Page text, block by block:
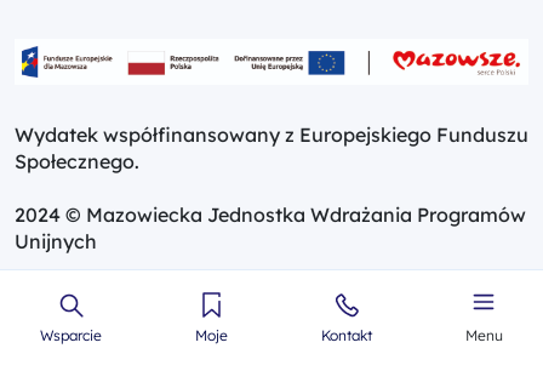
Wsparcie Moje Kontakt Menu
Wydatek współfinansowany z Europejskiego Funduszu
Społecznego.
2024 © Mazowiecka Jednostka Wdrażania Programów
Unijnych